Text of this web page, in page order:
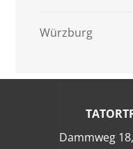
Würzburg
Dammweg